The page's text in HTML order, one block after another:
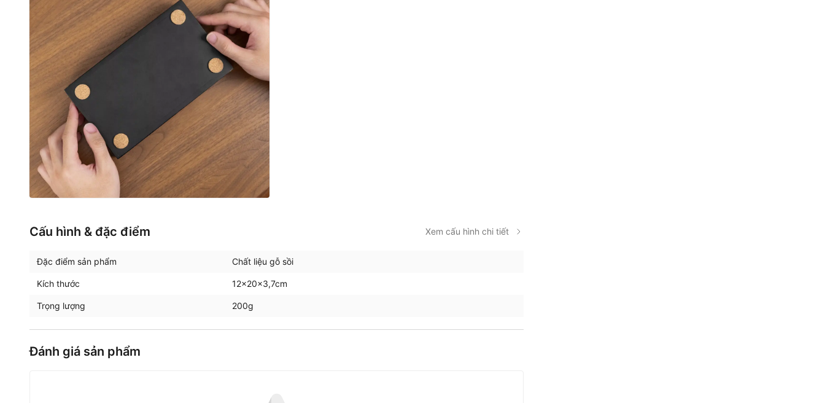
Cấu hình & đặc điểm Xem cấu hình chi tiết
Đặc điểm sản phẩm Chất liệu gỗ sồi
Kích thước 12×20×3,7cm
Trọng lượng 200g
Đánh giá sản phẩm